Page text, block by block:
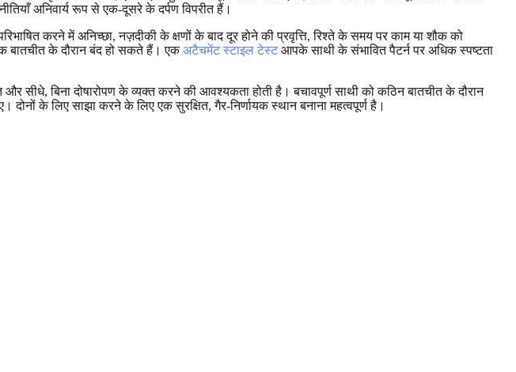
अनिवार्य रूप से एक-दूसरे के दर्पण विपरीत हैं।
करने में अनिच्छा, नज़दीकी के क्षणों के बाद दूर होने की प्रवृत्ति, रिश्ते के समय पर काम या शौक को
बातचीत के दौरान बंद हो सकते हैं। एकअटैचमेंट स्टाइल टेस्टआपके साथी के संभावित पैटर्न पर अधिक स्पष्टता
सीधे, बिना दोषारोपण के व्यक्त करने की आवश्यकता होती है। बचावपूर्ण साथी को कठिन बातचीत के दौरान
के लिए साझा करने के लिए एक सुरक्षित, गैर-निर्णायक स्थान बनाना महत्वपूर्ण है।